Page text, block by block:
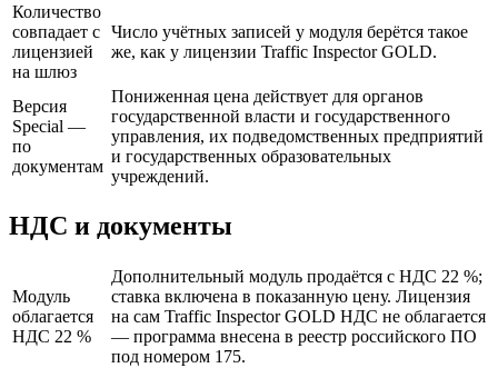
Количество
совпадает с
лицензией
на шлюз
Число учётных записей у модуля берётся такое
же, как у лицензии Traffic Inspector GOLD.
Версия
Special —
по
документам
Пониженная цена действует для органов
государственной власти и государственного
управления, их подведомственных предприятий
и государственных образовательных
учреждений.
НДС и документы
Модуль
облагается
НДС 22 %
Дополнительный модуль продаётся с НДС 22 %;
ставка включена в показанную цену. Лицензия
на сам Traffic Inspector GOLD НДС не облагается
— программа внесена в реестр российского ПО
под номером 175.